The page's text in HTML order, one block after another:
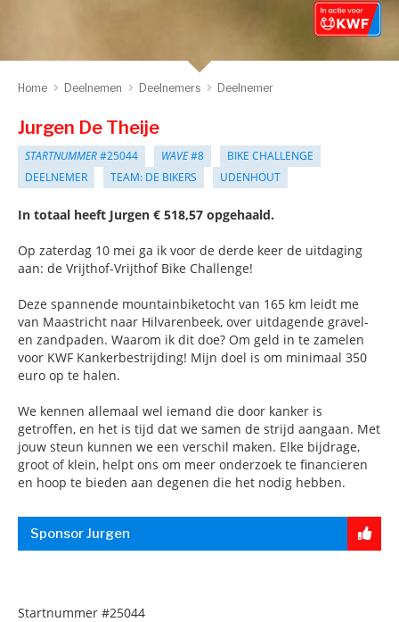
Home Deelnemen Deelnemers Deelnemer
Jurgen De Theije
STARTNUMMER#25044 WAVE#8
BIKE CHALLENGE
DEELNEMER
TEAM: DE BIKERS UDENHOUT
In totaal heeft Jurgen € 518,57 opgehaald.
Op zaterdag 10 mei ga ik voor de derde keer de uitdaging
aan: de Vrijthof-Vrijthof Bike Challenge!
Deze spannende mountainbiketocht van 165 km leidt me
van Maastricht naar Hilvarenbeek, over uitdagende gravel-
en zandpaden. Waarom ik dit doe? Om geld in te zamelen
voor KWF Kankerbestrijding! Mijn doel is om minimaal 350
euro op te halen.
We kennen allemaal wel iemand die door kanker is
getroffen, en het is tijd dat we samen de strijd aangaan. Met
jouw steun kunnen we een verschil maken. Elke bijdrage,
groot of klein, helpt ons om meer onderzoek te financieren
en hoop te bieden aan degenen die het nodig hebben.
Sponsor Jurgen
Startnummer #25044